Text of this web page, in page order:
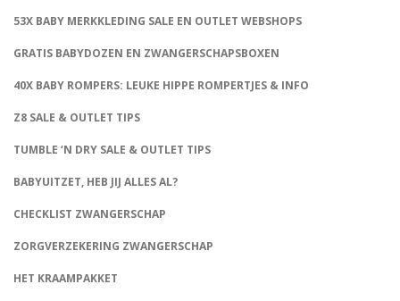
53X BABY MERKKLEDING SALE EN OUTLET WEBSHOPS
GRATIS BABYDOZEN EN ZWANGERSCHAPSBOXEN
40X BABY ROMPERS: LEUKE HIPPE ROMPERTJES & INFO
Z8 SALE & OUTLET TIPS
TUMBLE ‘N DRY SALE & OUTLET TIPS
BABYUITZET, HEB JIJ ALLES AL?
CHECKLIST ZWANGERSCHAP
ZORGVERZEKERING ZWANGERSCHAP
HET KRAAMPAKKET